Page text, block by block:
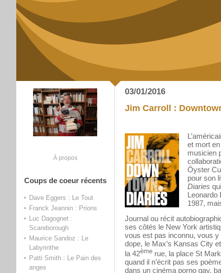
À propos
Coups de coeur récents
Dave Eggers : Le Tout
Franck Jeannin : Prions
Luc Dagognet :
Scareborough
Maurice Sandoz : Le
Labyrinthe
Patti Smith : Le Pain des
anges
03/01/2016
Jim Carroll :
et mort
musicien
Öyster
pour son
Diaries
Leonardo
1987,
Journal ou récit
ses côtés le New York
vous est pas inconnu, vous
dope, le Max’s Kansas City
la 42èmerue, la place St
quand il n’écrit pas ses
dans un cinéma porno gay,